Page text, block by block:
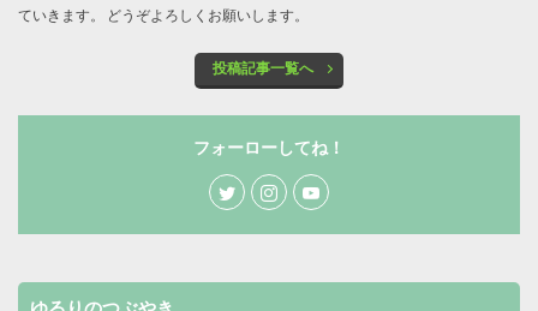
ていきます。 どうぞよろしくお願いします。
投稿記事一覧へ
フォーローしてね！